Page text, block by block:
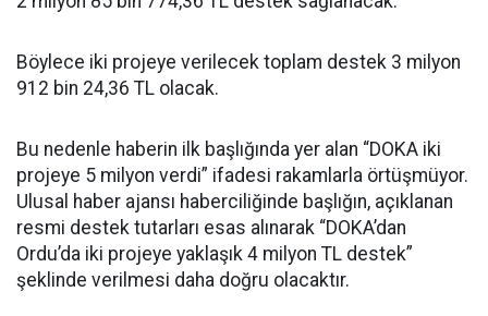
Böylece iki projeye verilecek toplam destek 3 milyon
912 bin 24,36 TL olacak.
Bu nedenle haberin ilk başlığında yer alan “DOKA iki
projeye 5 milyon verdi” ifadesi rakamlarla örtüşmüyor.
Ulusal haber ajansı haberciliğinde başlığın, açıklanan
resmi destek tutarları esas alınarak “DOKA’dan
Ordu’da iki projeye yaklaşık 4 milyon TL destek”
şeklinde verilmesi daha doğru olacaktır.